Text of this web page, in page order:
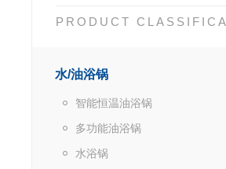
PRODUCT
水/油浴锅
智能恒温油浴锅
多功能油浴锅
水浴锅